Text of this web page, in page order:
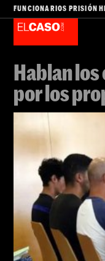
FUNCIONARIOS PRISIÓN
Hablan
por los